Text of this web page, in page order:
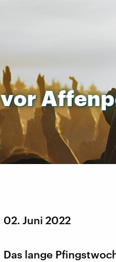
vor
02. Juni 2022
Das lange